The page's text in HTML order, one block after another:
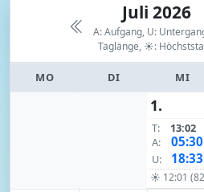
Juli 2026
A: Aufgang, U:
Taglänge, ☀:
MO DI MI
1.
T:
13:02
A:
05:30
U: 18:33
☀ 12:01